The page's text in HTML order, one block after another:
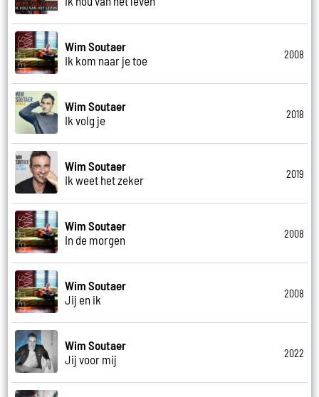
Wim Soutaer
Ik kom naar je toe
2008
Wim Soutaer
Ik volg je
2018
Wim Soutaer
Ik weet het zeker
2019
Wim Soutaer
In de morgen
2008
Wim Soutaer
Jij en ik
2008
Wim Soutaer
Jij voor mij
2022